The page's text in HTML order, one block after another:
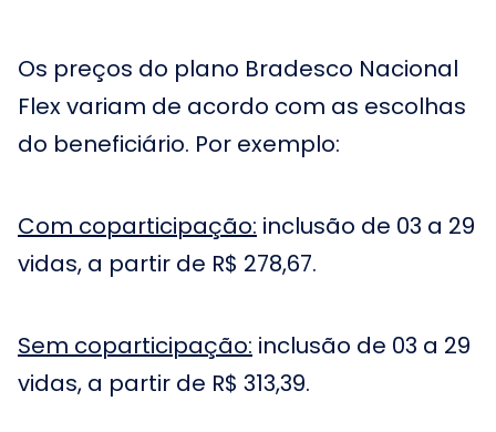
Os preços do plano Bradesco Nacional
Flex variam de acordo com as escolhas
do beneficiário. Por exemplo:
Com coparticipação: inclusão de 03 a 29
vidas, a partir de R$ 278,67.
Sem coparticipação: inclusão de 03 a 29
vidas, a partir de R$ 313,39.